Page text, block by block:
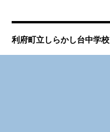
利府町立しらかし台中学校